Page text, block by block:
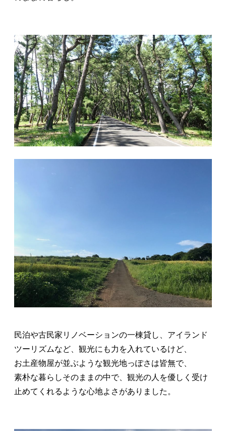
民泊や古民家リノベーションの一棟貸し、アイランド
ツーリズムなど、観光にも力を入れているけど、
お土産物屋が並ぶような観光地っぽさは皆無で、
素朴な暮らしそのままの中で、観光の人を優しく受け
止めてくれるような心地よさがありました。